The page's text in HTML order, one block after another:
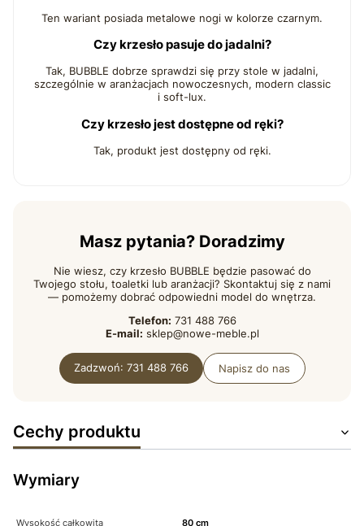
Ten wariant posiada metalowe nogi w kolorze czarnym.
Czy krzesło pasuje do jadalni?
Tak, BUBBLE dobrze sprawdzi się przy stole w jadalni,
szczególnie w aranżacjach nowoczesnych, modern classic
i soft-lux.
Czy krzesło jest dostępne od ręki?
Tak, produkt jest dostępny od ręki.
Masz pytania? Doradzimy
Nie wiesz, czy krzesło BUBBLE będzie pasować do
Twojego stołu, toaletki lub aranżacji? Skontaktuj się z nami
— pomożemy dobrać odpowiedni model do wnętrza.
Telefon: 731 488 766
E-mail: sklep@nowe-meble.pl
Zadzwoń: 731 488 766 Napisz do nas
Cechy produktu
Wymiary
Wysokość całkowita 80 cm